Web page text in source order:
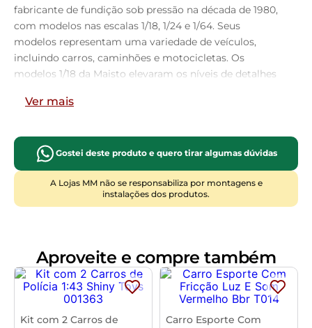
fabricante de fundição sob pressão na década de 1980,
com modelos nas escalas 1/18, 1/24 e 1/64. Seus
modelos representam uma variedade de veículos,
incluindo carros, caminhões e motocicletas. Os
modelos 1/18 da Maisto elevaram os níveis de detalhes
O Challenger é um modelo desportivo de duas portas
de tamanho médio da Dodge. A sua produção iniciou-
se em 1970. Partilhando a sua plataforma (E-Body)
com o Plymouth Barracuda o Dodge Challenger
eles V8 desde o de 335cv, o de 375cv, com um
carburador de quatro corpos, Magnum 440 e o topo de
linha 426 Hemi V8 de 425cv.
Em 2006 a Dodge construiu um carro conceito
denominado Challenger Concept, que trouxe de volta o
Ver mais
Gostei deste produto e quero tirar algumas dúvidas
A Lojas MM não se responsabiliza por montagens e
instalações dos produtos.
Aproveite e compre também
Kit com 2 Carros de
Carro Esporte Com